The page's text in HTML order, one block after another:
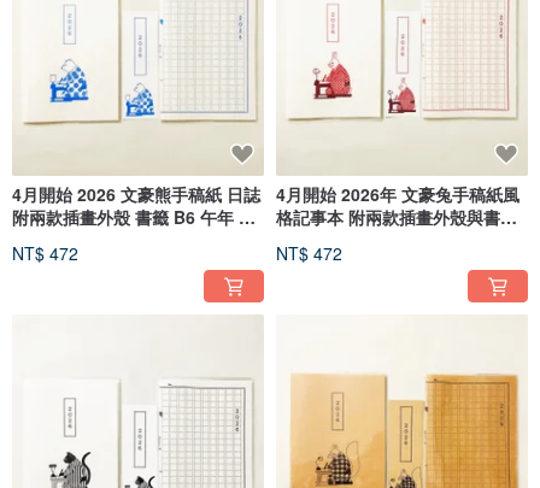
4月開始 2026 文豪熊手稿紙 日誌
附兩款插畫外殼 書籤 B6 午年 馬
NT$ 472
4月開始 2026年 文豪兔手稿紙風
格記事本 附兩款插畫外殼與書籤
物
NT$ 472